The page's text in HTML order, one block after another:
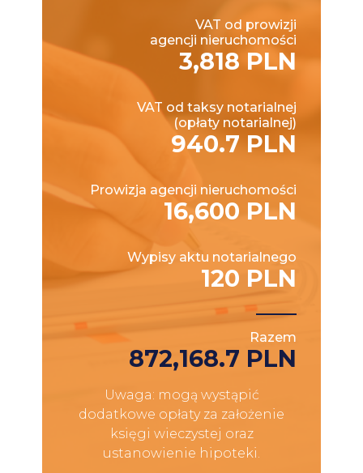
VAT od prowizji
agencji nieruchomości
3,818 PLN
VAT od taksy notarialnej
(opłaty notarialnej)
940.7 PLN
Prowizja agencji nieruchomości
16,600 PLN
Wypisy aktu notarialnego
120 PLN
Razem
872,168.7 PLN
Uwaga: mogą wystąpić
dodatkowe opłaty za założenie
księgi wieczystej oraz
ustanowienie hipoteki.